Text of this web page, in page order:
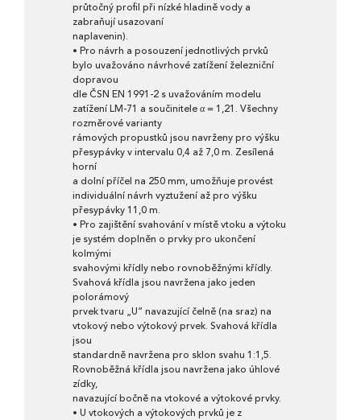
průtočný profil při nízké hladině vody a
zabraňují usazovaní
naplavenin).
• Pro návrh a posouzení jednotlivých prvků
bylo uvažováno návrhové zatížení železniční
dopravou
dle ČSN EN 1991-2 s uvažováním modelu
zatížení LM-71 a součinitele α = 1,21. Všechny
rozměrové varianty
rámových propustků jsou navrženy pro výšku
přesypávky v intervalu 0,4 až 7,0 m. Zesílená
horní
a dolní příčel na 250 mm, umožňuje provést
individuální návrh vyztužení až pro výšku
přesypávky 11,0 m.
• Pro zajištění svahování v místě vtoku a výtoku
je systém doplněn o prvky pro ukončení
kolmými
svahovými křídly nebo rovnoběžnými křídly.
Svahová křídla jsou navržena jako jeden
polorámový
prvek tvaru „U“ navazující čelně (na sraz) na
vtokový nebo výtokový prvek. Svahová křídla
jsou
standardně navržena pro sklon svahu 1:1,5.
Rovnoběžná křídla jsou navržena jako úhlové
zídky,
navazující bočně na vtokové a výtokové prvky.
• U vtokových a výtokových prvků je z